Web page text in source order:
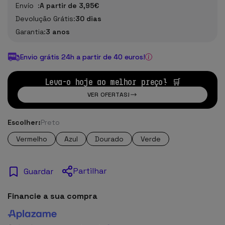
Envío :A partir de 3,95€
Devolução Grátis:30 dias
Garantia:3 anos
Envio grátis 24h a partir de 40 euros!
Leva-o hoje ao melhor preço! 🛒
VER OFERTAS!
Escolher:Preto
Vermelho
Azul Dourado Verde
Guardar Partilhar
Financie a sua compra